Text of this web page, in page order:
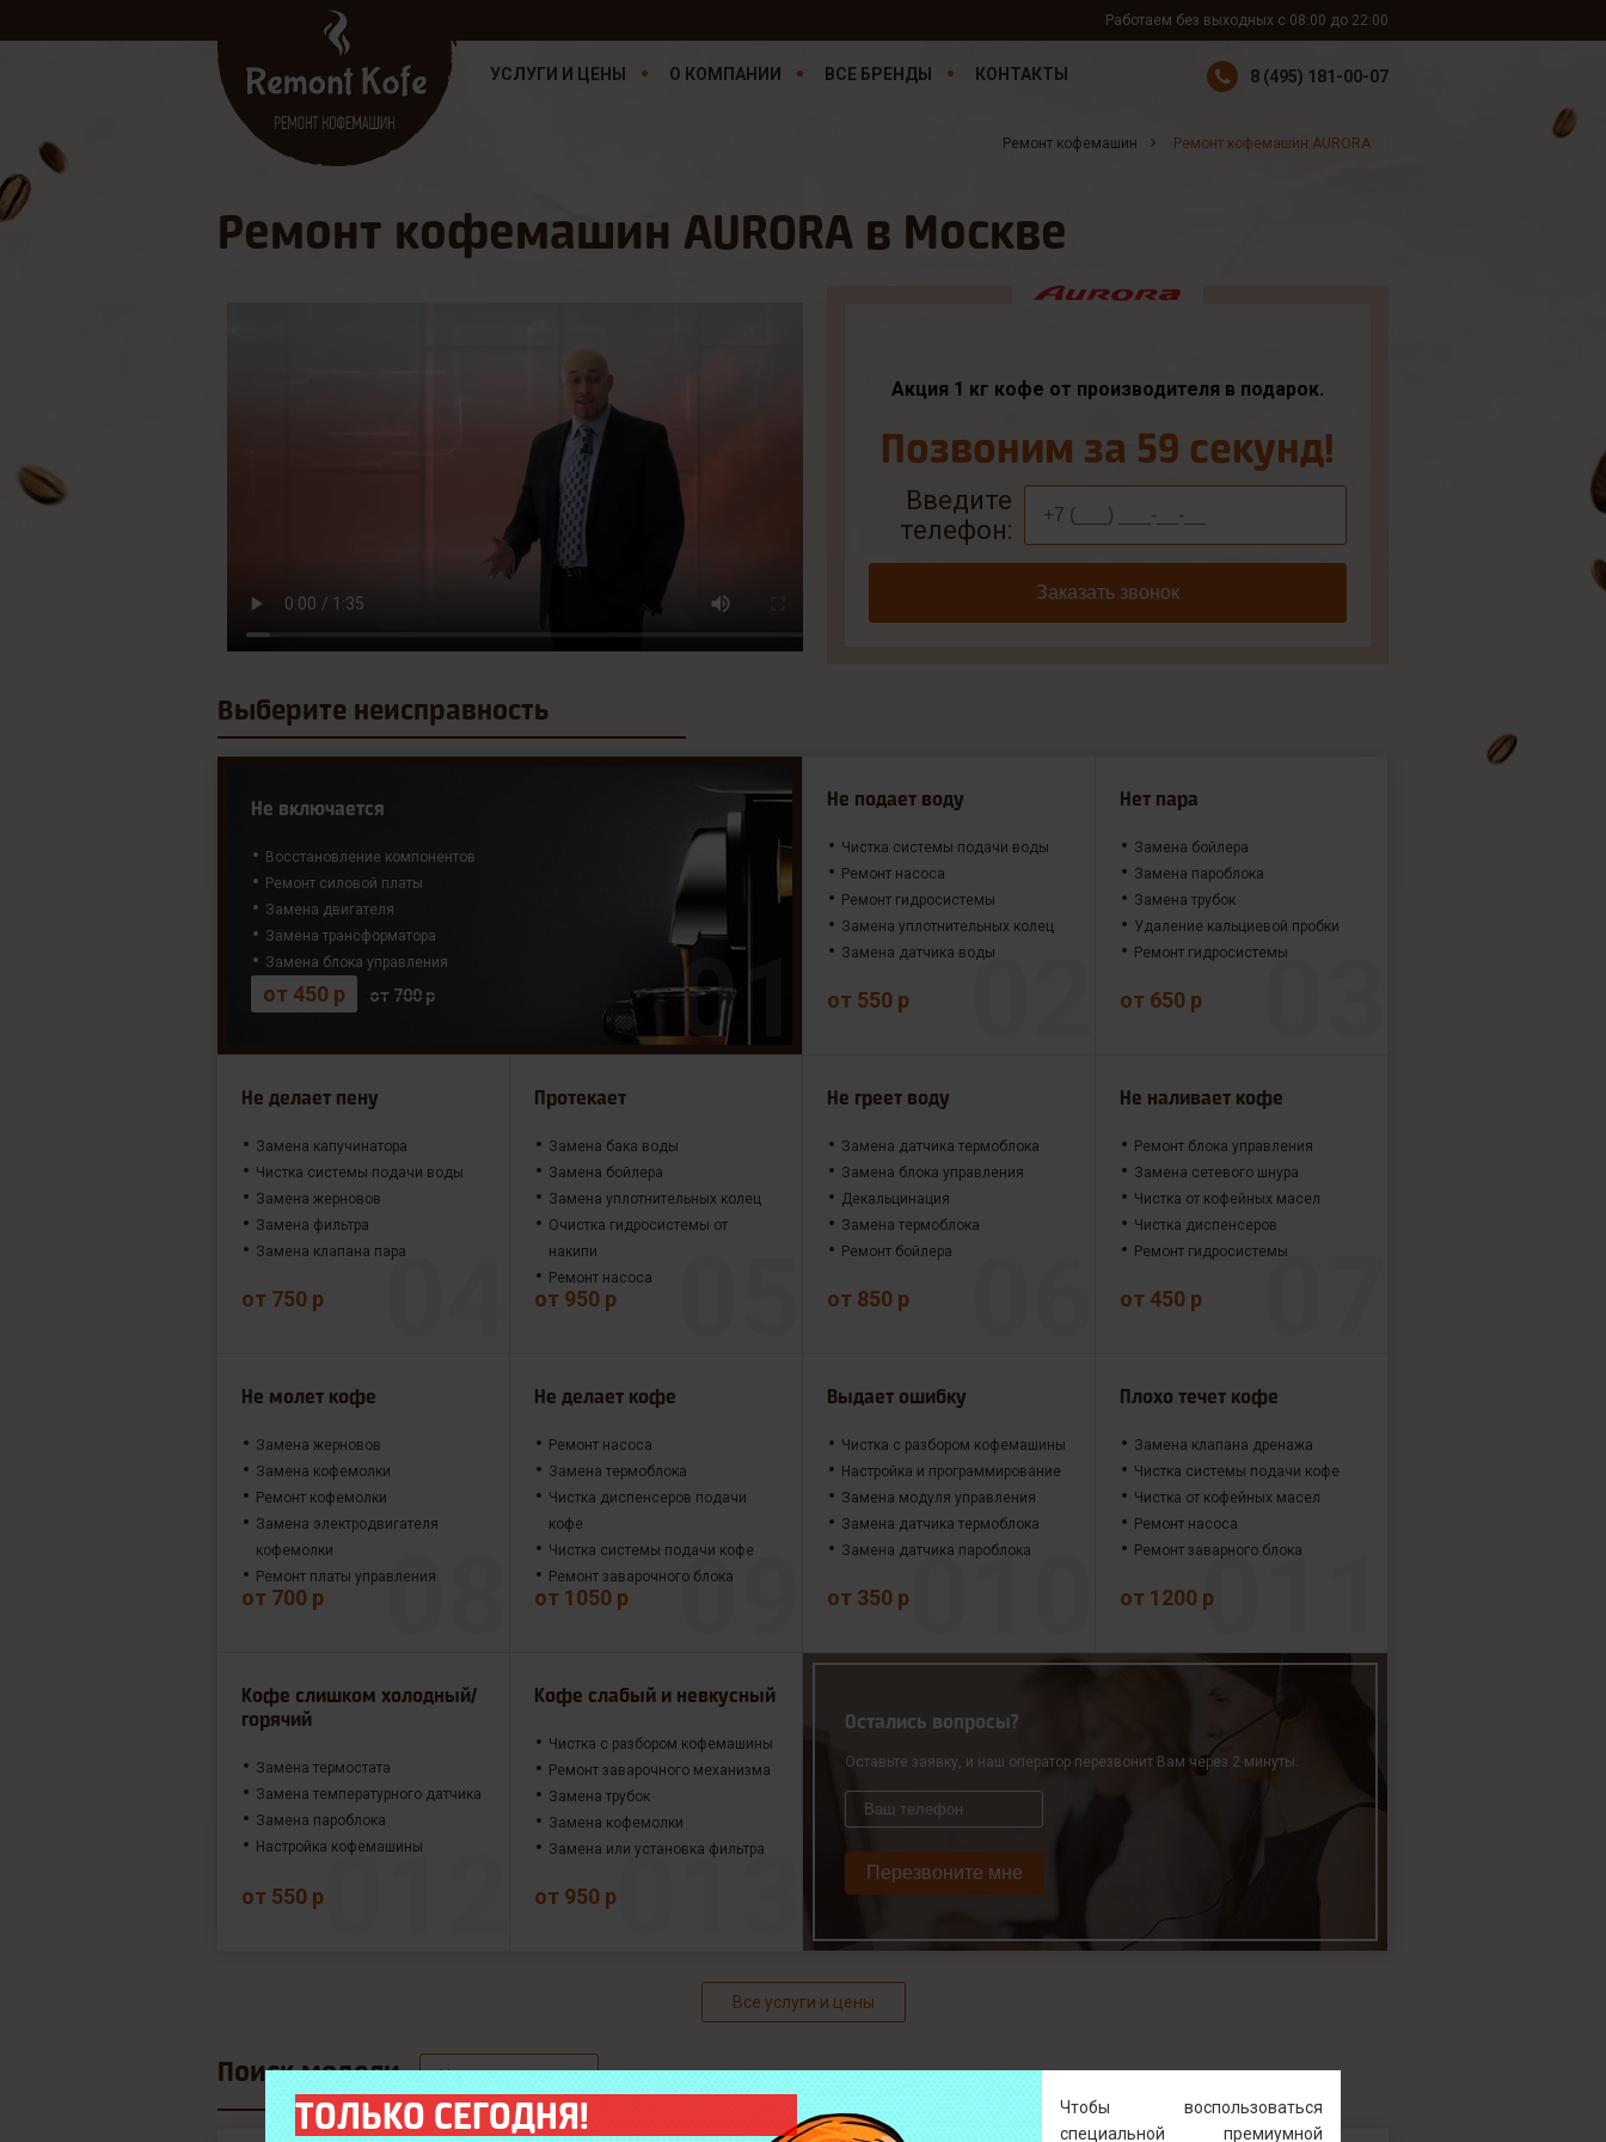
Работаем без выходных с 08:00 до 22:00
УСЛУГИ И ЦЕНЫ О КОМПАНИИ ВСЕ БРЕНДЫ КОНТАКТЫ 8 (495) 181-00-07
Ремонт кофемашин Ремонт кофемашин AURORA
Ремонт кофемашин AURORA в Москве
Акция 1 кг кофе от производителя в подарок.
Позвоним за 59 секунд!
Введите
телефон:
Заказать звонок
Выберите неисправность
Не включается
Восстановление компонентов
Ремонт силовой платы
Замена двигателя
Замена трансформатора
Замена блока управления
от 450 р от 700 р
Не подает воду
Чистка системы подачи воды
Ремонт насоса
Ремонт гидросистемы
Замена уплотнительных колец
Замена датчика воды
от 550 р
Нет пара
Замена бойлера
Замена пароблока
Замена трубок
Удаление кальциевой пробки
Ремонт гидросистемы
от 650 р
Не делает пену
Замена капучинатора
Чистка системы подачи воды
Замена жерновов
Замена фильтра
Замена клапана пара
от 750 р
Протекает
Замена бака воды
Замена бойлера
Замена уплотнительных колец
Очистка гидросистемы от
накипи
Ремонт насоса
от 950 р
Не греет воду
Замена датчика термоблока
Замена блока управления
Декальцинация
Замена термоблока
Ремонт бойлера
от 850 р
Не наливает кофе
Ремонт блока управления
Замена сетевого шнура
Чистка от кофейных масел
Чистка диспенсеров
Ремонт гидросистемы
от 450 р
Не молет кофе
Замена жерновов
Замена кофемолки
Ремонт кофемолки
Замена электродвигателя
кофемолки
Ремонт платы управления
от 700 р
Не делает кофе
Ремонт насоса
Замена термоблока
Чистка диспенсеров подачи
кофе
Чистка системы подачи кофе
Ремонт заварочного блока
от 1050 р
Выдает ошибку
Чистка с разбором кофемашины
Настройка и программирование
Замена модуля управления
Замена датчика термоблока
Замена датчика пароблока
от 350 р
Плохо течет кофе
Замена клапана дренажа
Чистка системы подачи кофе
Чистка от кофейных масел
Ремонт насоса
Ремонт заварного блока
от 1200 р
Кофе слишком холодный/
горячий
Замена термостата
Замена температурного датчика
Замена пароблока
Настройка кофемашины
от 550 р
Кофе слабый и невкусный
Чистка с разбором кофемашины
Ремонт заварочного механизма
Замена трубок
Замена кофемолки
Замена или установка фильтра
от 950 р
Остались вопросы?
Оставьте заявку, и наш оператор перезвонит Вам через 2 минуты.
Перезвоните мне
Все услуги и цены
Поиск модели
ТОЛЬКО СЕГОДНЯ!
Чтобы воспользоваться
специальной премиумной